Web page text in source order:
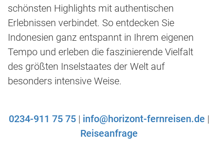
schönsten Highlights mit authentischen
Erlebnissen verbindet. So entdecken Sie
Indonesien ganz entspannt in Ihrem eigenen
Tempo und erleben die faszinierende Vielfalt
des größten Inselstaates der Welt auf
besonders intensive Weise.
0234-911 75 75 | info@horizont-fernreisen.de |
Reiseanfrage